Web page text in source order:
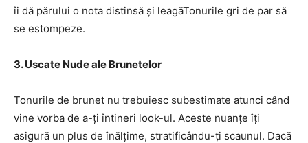
îi dă părului o nota distinsă și leagăTonurile gri de par să
se estompeze.
3. Uscate Nude ale Brunetelor
Tonurile de brunet nu trebuiesc subestimate atunci când
vine vorba de a-ți întineri look-ul. Aceste nuanțe îți
asigură un plus de înălțime, stratificându-ți scaunul. Dacă